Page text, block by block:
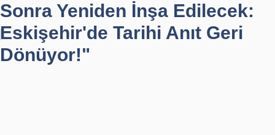
Sonra Yeniden İnşa Edilecek:
Eskişehir'de Tarihi Anıt Geri
Dönüyor!"